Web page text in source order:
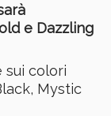
e Dazzling
sui colori
Mystic